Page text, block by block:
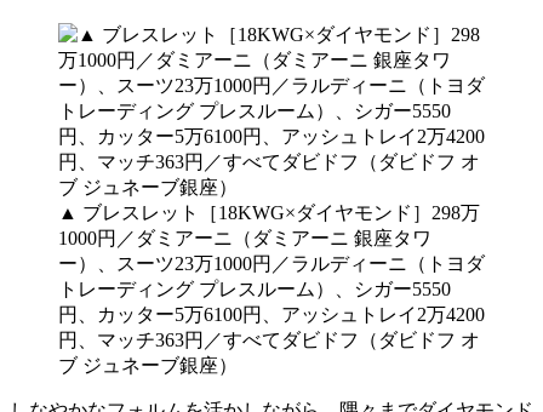
▲ ブレスレット［18KWG×ダイヤモンド］298万
1000円／ダミアーニ（ダミアーニ 銀座タワ
ー）、スーツ23万1000円／ラルディーニ（トヨダ
トレーディング プレスルーム）、シガー5550
円、カッター5万6100円、アッシュトレイ2万4200
円、マッチ363円／すべてダビドフ（ダビドフ オ
ブ ジュネーブ銀座）